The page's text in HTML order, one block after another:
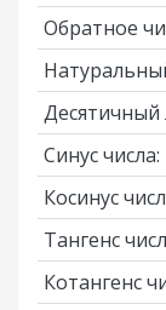
Обратное
Десятичный
Синус числа:
Косинус
Тангенс
Котангенс